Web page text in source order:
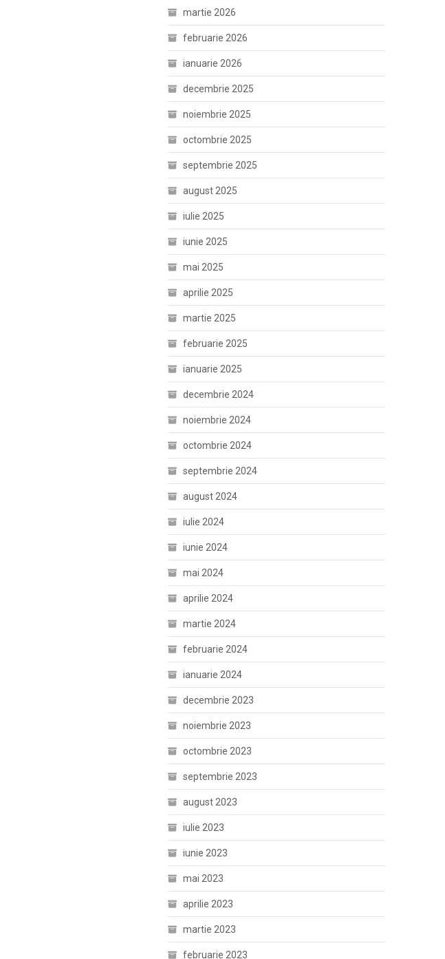
martie 2026
februarie 2026
ianuarie 2026
decembrie 2025
noiembrie 2025
octombrie 2025
septembrie 2025
august 2025
iulie 2025
iunie 2025
mai 2025
aprilie 2025
martie 2025
februarie 2025
ianuarie 2025
decembrie 2024
noiembrie 2024
octombrie 2024
septembrie 2024
august 2024
iulie 2024
iunie 2024
mai 2024
aprilie 2024
martie 2024
februarie 2024
ianuarie 2024
decembrie 2023
noiembrie 2023
octombrie 2023
septembrie 2023
august 2023
iulie 2023
iunie 2023
mai 2023
aprilie 2023
martie 2023
februarie 2023